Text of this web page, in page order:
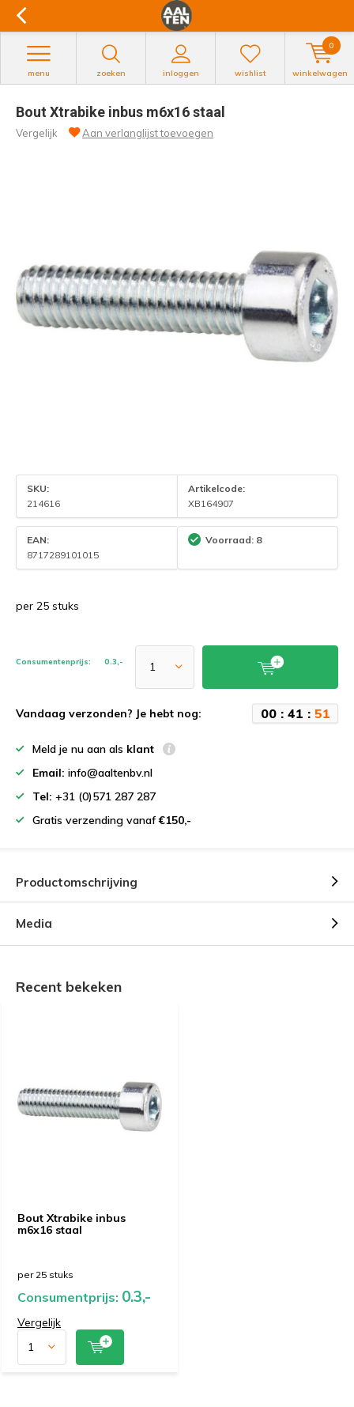
zoeken inloggen
menu wishlist winkelwagen
0
Bout Xtrabike inbus m6x16 staal
Vergelijk Aan verlanglijst toevoegen
SKU:
214616
Artikelcode:
XB164907
EAN:
8717289101015
Voorraad: 8
per 25 stuks
Consumentenprijs: 0.3,-
Vandaag verzonden? Je hebt nog: 00: 41 : 50
Meld je nu aan als klant
Email: info@aaltenbv.nl
Tel: +31 (0)571 287 287
Gratis verzending vanaf€150,-
Productomschrijving
Media
Recent bekeken
Bout Xtrabike inbus
m6x16 staal
per 25 stuks
Consumentprijs: 0.3,-
Vergelijk